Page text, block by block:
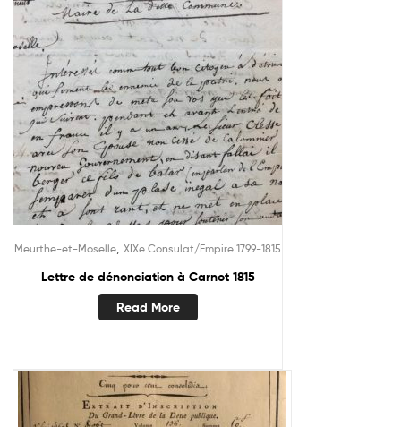
Meurthe-et-Moselle XIXe Consulat/Empire 1799-1815
Lettre de dénonciation à Carnot 1815
Read More